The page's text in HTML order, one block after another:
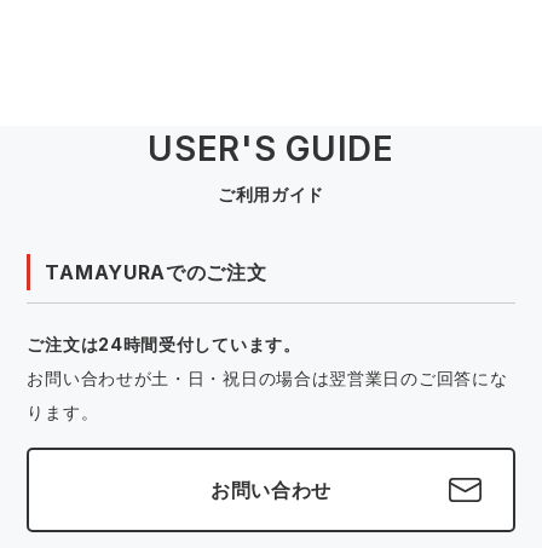
USER'S GUIDE
ご利用ガイド
TAMAYURAでのご注文
ご注文は24時間受付しています。
お問い合わせが土・日・祝日の場合は翌営業日のご回答にな
ります。
お問い合わせ